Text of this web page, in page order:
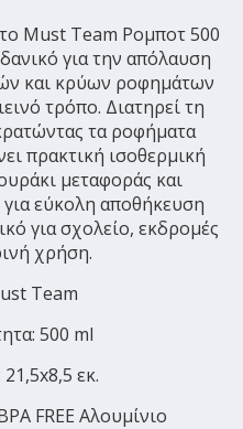
Must Team Ρομποτ 500
για την απόλαυση
και κρύων ροφημάτων
τρόπο. Διατηρεί τη
τα ροφήματα
πρακτική ισοθερμική
μεταφοράς και
εύκολη αποθήκευση
για σχολείο, εκδρομές
χρήση.
Team
500 ml
21,5x8,5 εκ.
FREE Αλουμίνιο